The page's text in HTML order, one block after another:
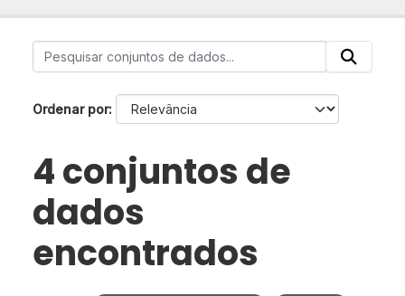
Ordenar por
4 conjuntos de
dados
encontrados